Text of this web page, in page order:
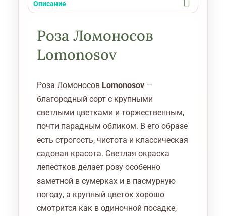
Описание
Роза Ломоносов
Lomonosov
Роза Ломоносов Lomonosov—
благородный сорт с крупными
светлыми цветками и торжественным,
почти парадным обликом. В его образе
есть строгость, чистота и классическая
садовая красота. Светлая окраска
лепестков делает розу особенно
заметной в сумерках и в пасмурную
погоду, а крупный цветок хорошо
смотрится как в одиночной посадке,